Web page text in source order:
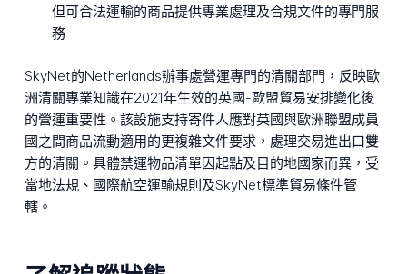
但可合法運輸的商品提供專業處理及合規文件的專門服
務
SkyNet的Netherlands辦事處營運專門的清關部門，反映歐
洲清關專業知識在2021年生效的英國-歐盟貿易安排變化後
的營運重要性。該設施支持寄件人應對英國與歐洲聯盟成員
國之間商品流動適用的更複雜文件要求，處理交易進出口雙
方的清關。具體禁運物品清單因起點及目的地國家而異，受
當地法規、國際航空運輸規則及SkyNet標準貿易條件管
轄。